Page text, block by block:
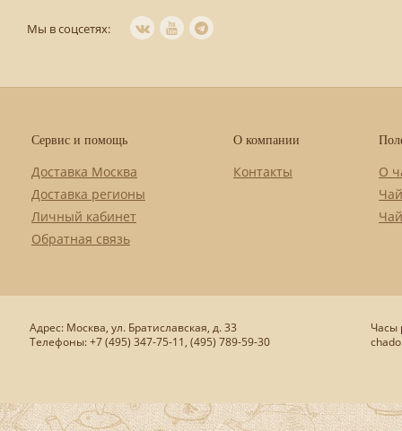
Мы в соцсетях:
Сервис и помощь
Доставка Москва
Доставка регионы
Личный кабинет
Обратная связь
О компании
Контакты
О
Адрес: Москва, ул. Братиславская, д. 33
Телефоны: +7 (495) 347-75-11, (495) 789-59-30
Часы